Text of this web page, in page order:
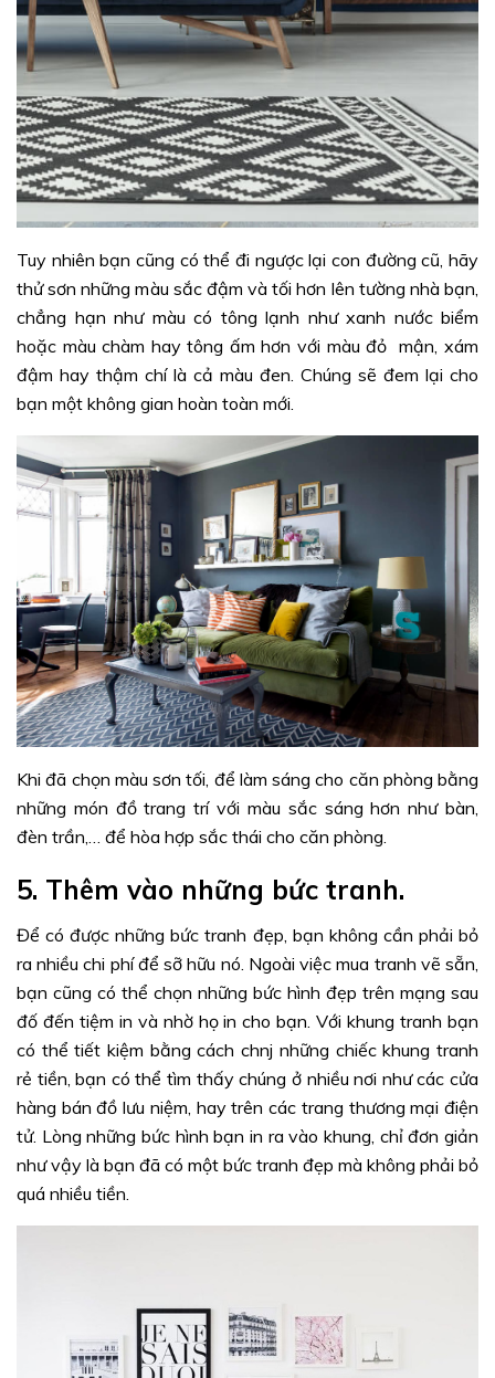
Tuy nhiên bạn cũng có thể đi ngược lại con đường cũ, hãy
thử sơn những màu sắc đậm và tối hơn lên tường nhà bạn,
chẳng hạn như màu có tông lạnh như xanh nước biểm
hoặc màu chàm hay tông ấm hơn với màu đỏ mận, xám
đậm hay thậm chí là cả màu đen. Chúng sẽ đem lại cho
bạn một không gian hoàn toàn mới.
Khi đã chọn màu sơn tối, để làm sáng cho căn phòng bằng
những món đồ trang trí với màu sắc sáng hơn như bàn,
đèn trần,… để hòa hợp sắc thái cho căn phòng.
5. Thêm vào những bức tranh.
Để có được những bức tranh đẹp, bạn không cần phải bỏ
ra nhiều chi phí để sỡ hữu nó. Ngoài việc mua tranh vẽ sẵn,
bạn cũng có thể chọn những bức hình đẹp trên mạng sau
đố đến tiệm in và nhờ họ in cho bạn. Với khung tranh bạn
có thể tiết kiệm bằng cách chnj những chiếc khung tranh
rẻ tiền, bạn có thể tìm thấy chúng ở nhiều nơi như các cửa
hàng bán đồ lưu niệm, hay trên các trang thương mại điện
tử. Lòng những bức hình bạn in ra vào khung, chỉ đơn giản
như vậy là bạn đã có một bức tranh đẹp mà không phải bỏ
quá nhiều tiền.